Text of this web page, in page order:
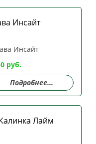
Инсайт
руб.
Подробнее...
Лайм